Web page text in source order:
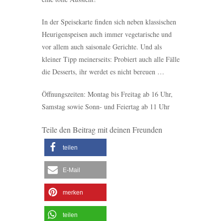
In der Speisekarte finden sich neben klassischen
Heurigenspeisen auch immer vegetarische und
vor allem auch saisonale Gerichte. Und als
kleiner Tipp meinerseits: Probiert auch alle Fälle
die Desserts, ihr werdet es nicht bereuen …
Öffnungszeiten: Montag bis Freitag ab 16 Uhr,
Samstag sowie Sonn- und Feiertag ab 11 Uhr
Teile den Beitrag mit deinen Freunden
teilen
E-Mail
merken
teilen